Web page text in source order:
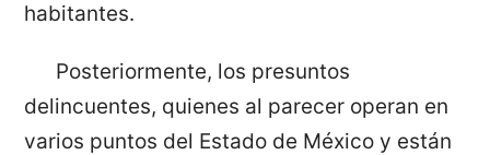
habitantes.
Posteriormente, los presuntos
delincuentes, quienes al parecer operan en
varios puntos del Estado de México y están